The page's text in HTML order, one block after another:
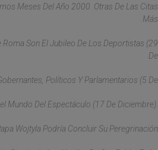
Meses Del Año 2000. Otras De Las Citas
Más
Son El Jubileo De Los Deportistas (29
De
Políticos Y Parlamentarios (5 De
Mundo Del Espectáculo (17 De Diciembre).
Wojtyla Podría Concluir Su Peregrinación